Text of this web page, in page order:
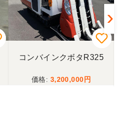
たので、残念ですが、こちら
ルを送った。
コンバインクボタR325
3,200,000